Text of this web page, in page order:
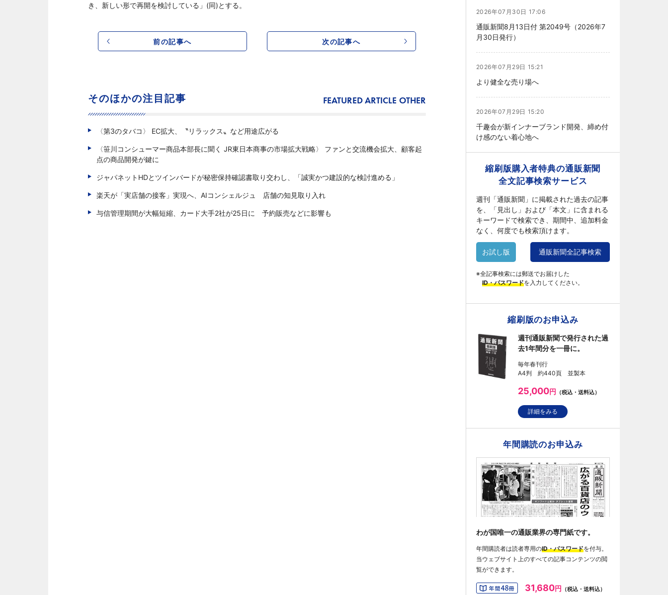
き、新しい形で再開を検討している」(同)とする。
前の記事へ 次の記事へ
そのほかの注目記事 FEATURED ARTICLE OTHER
〈第3のタバコ〉 EC拡大、〝リラックス〟など用途広がる
〈笹川コンシューマー商品本部長に聞く JR東日本商事の市場拡大戦略〉 ファンと交流機会拡大、顧客起
点の商品開発が鍵に
ジャパネットHDとツインバードが秘密保持確認書取り交わし、「誠実かつ建設的な検討進める」
楽天が「実店舗の接客」実現へ、AIコンシェルジュ 店舗の知見取り入れ
与信管理期間が大幅短縮、カード大手2社が25日に 予約販売などに影響も
2026年07月30日 17:06
通販新聞8月13日付 第2049号（2026年7
月30日発行）
2026年07月29日 15:21
より健全な売り場へ
2026年07月29日 15:20
千趣会が新インナーブランド開発、締め付
け感のない着心地へ
縮刷版購入者特典の通販新聞
全文記事検索サービス
週刊「通販新聞」に掲載された過去の記事
を、「見出し」および「本文」に含まれる
キーワードで検索でき、期間中、追加料金
なく、何度でも検索頂けます。
お試し版 通販新聞全記事検索
※全記事検索には郵送でお届けした
ID・パスワードを入力してください。
縮刷版のお申込み
週刊通販新聞で発行された過
去1年間分を一冊に。
毎年春刊行
A4判 約440頁 並製本
25,000円 （税込・送料込）
詳細をみる
年間購読のお申込み
わが国唯一の通販業界の専門紙です。
年間購読者は読者専用のID・パスワードを付与。
当ウェブサイト上のすべての記事コンテンツの閲
覧ができます。
31,680円 （税込・送料込）